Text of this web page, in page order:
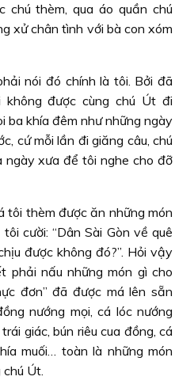
chú thèm, qua áo quần chú
xử chân tình với bà con xóm
nói đó chính là tôi. Bởi đã
được cùng chú Út đi
ba khía đêm như những ngày
cứ mỗi lần đi giăng câu, chú
ngày xưa để tôi nghe cho đỡ
tôi thèm được ăn những món
cười: “Dân Sài Gòn về quê
được không đó?”. Hỏi vậy
phải nấu những món gì cho
đơn” đã được má lên sẵn
nướng mọi, cá lóc nướng
giác, bún riêu cua đồng, cá
muối… toàn là những món
Út.